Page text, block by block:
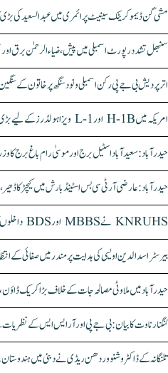
مشی گن ڈیموکریٹک سینیٹ پرائمری میں عبدالسعید کی بڑی
سنبھل تشدد رپورٹ اسمبلی میں پیش، ضیاء الرحمٰن برق
اتر پردیش بی جے پی رکن اسمبلی ونود سنگھ پر خاتون کے
امریکہ میں H-1B اور L-1 ویزا ہولڈرز کے لیے بڑی راحت، اب ملک چھوڑے بغیر ویزا تجدید ممکن
حیدرآباد: سعیدآباد اسٹیل برج اور موسیٰ رام باغ برج کا
حیدرآباد: عارضی آر ٹی سی بس اسٹینڈ بارش میں کیچڑ کا
KNRUHS نے MBBS اور BDS داخلوں کا نوٹیفکیشن جاری کر دیا
بیرسٹر اسدالدین اویسی کی ہدایت پر مندر میں صفائی کے
حیدرآباد میں ملاوٹی مصالحہ جات کے خلاف بڑا کریک ڈاؤن، 25 ٹن سے زائد مصالحے ضبط، 3 گرفتار
کنگنا رناوت کا بیان: بی جے پی اور آر ایس ایس کے نظریات
تلنگانہ کے ڈاکٹر وشنو وردھن ریڈی نے دبئی میں